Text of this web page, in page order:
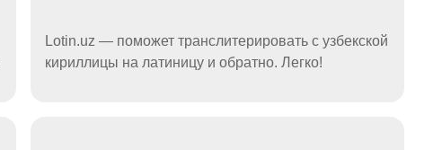
Lotin.uz — поможет транслитерировать с узбекской
кириллицы на латиницу и обратно. Легко!